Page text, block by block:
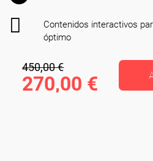
Contenidos interactivos
óptimo
450,00 €
270,00 €